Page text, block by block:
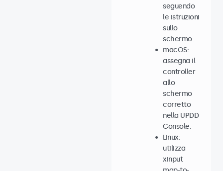
seguendo
le istruzioni
sullo
schermo.
macOS:
assegna il
controller
allo
schermo
corretto
nella UPDD
Console.
Linux:
utilizza
xinput